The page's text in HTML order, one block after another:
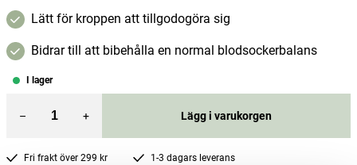
Lätt för kroppen att tillgodogöra sig
Bidrar till att bibehålla en normal blodsockerbalans
I lager
– + Lägg i varukorgen
Fri frakt över 299 kr
1-3 dagars leverans